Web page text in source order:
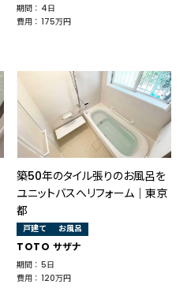
期間 ： 4日
費用 ： 175万円
築50年のタイル張りのお風呂を
ユニットバスへリフォーム｜東京
都
戸建て お風呂
TOTO サザナ
期間 ： 5日
費用 ： 120万円